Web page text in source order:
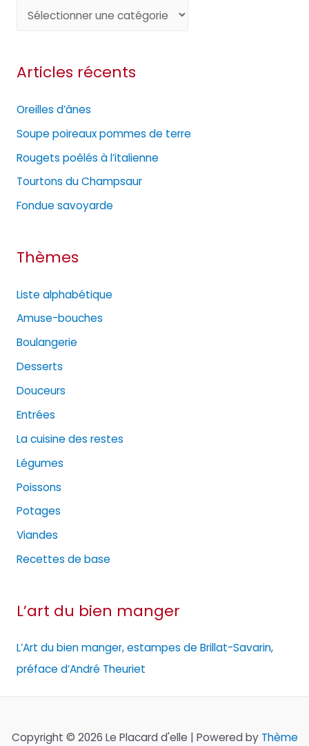
é
o
r
i
e
s
Articles récents
Oreilles d’ânes
Soupe poireaux pommes de terre
Rougets poêlés à l’italienne
Tourtons du Champsaur
Fondue savoyarde
Thèmes
Liste alphabétique
Amuse-bouches
Boulangerie
Desserts
Douceurs
Entrées
La cuisine des restes
Légumes
Poissons
Potages
Viandes
Recettes de base
L’art du bien manger
L’Art du bien manger, estampes de Brillat-Savarin,
préface d’André Theuriet
Copyright © 2026 Le Placard d'elle | Powered by Thème